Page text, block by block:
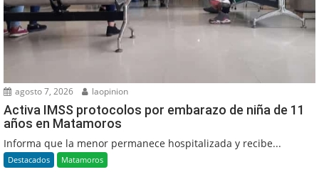
agosto 7, 2026 laopinion
Activa IMSS protocolos por embarazo de niña de 11
años en Matamoros
Informa que la menor permanece hospitalizada y recibe...
Destacados Matamoros